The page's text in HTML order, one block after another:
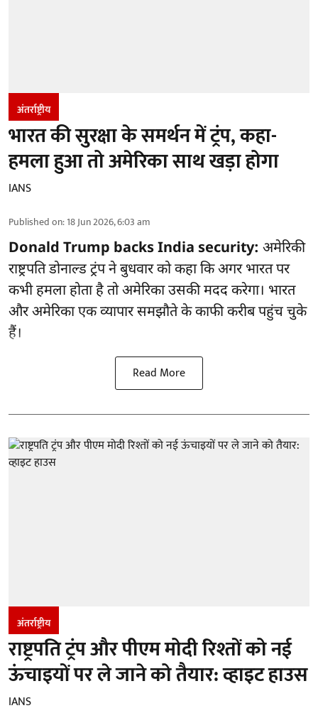
अंतर्राष्ट्रीय
भारत की सुरक्षा के समर्थन में ट्रंप, कहा-
हमला हुआ तो अमेरिका साथ खड़ा होगा
IANS
Published on:18 Jun 2026, 6:03 am
Donald Trump backs India security: अमेरिकी
राष्ट्रपति डोनाल्ड ट्रंप ने बुधवार को कहा कि अगर भारत पर
कभी हमला होता है तो अमेरिका उसकी मदद करेगा। भारत
और अमेरिका एक व्यापार समझौते के काफी करीब पहुंच चुके
हैं।
Read More
अंतर्राष्ट्रीय
राष्ट्रपति ट्रंप और पीएम मोदी रिश्तों को नई
ऊंचाइयों पर ले जाने को तैयार: व्हाइट हाउस
IANS